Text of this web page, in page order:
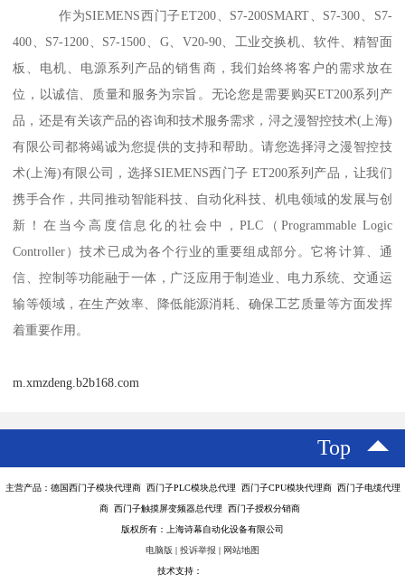
作为SIEMENS西门子ET200、S7-200SMART、S7-300、S7-
400、S7-1200、S7-1500、G、V20-90、工业交换机、软件、精智面
板、电机、电源系列产品的销售商，我们始终将客户的需求放在
位，以诚信、质量和服务为宗旨。无论您是需要购买ET200系列产
品，还是有关该产品的咨询和技术服务需求，浔之漫智控技术(上海)
有限公司都将竭诚为您提供的支持和帮助。请您选择浔之漫智控技
术(上海)有限公司，选择SIEMENS西门子 ET200系列产品，让我们
携手合作，共同推动智能科技、自动化科技、机电领域的发展与创
新！在当今高度信息化的社会中，PLC（Programmable Logic
Controller）技术已成为各个行业的重要组成部分。它将计算、通
信、控制等功能融于一体，广泛应用于制造业、电力系统、交通运
输等领域，在生产效率、降低能源消耗、确保工艺质量等方面发挥
着重要作用。
m.xmzdeng.b2b168.com
Top
主营产品：德国西门子模块代理商 西门子PLC模块总代理 西门子CPU模块代理商 西门子电缆代理
商 西门子触摸屏变频器总代理 西门子授权分销商
版权所有：上海诗幕自动化设备有限公司
电脑版 | 投诉举报 | 网站地图
技术支持：